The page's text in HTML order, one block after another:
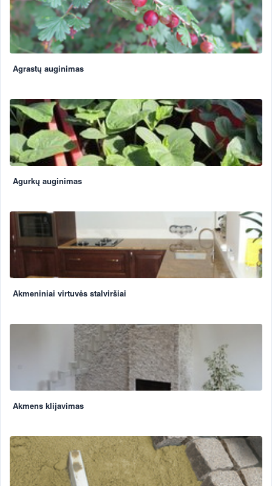
Agrastų auginimas
Agurkų auginimas
Akmeniniai virtuvės stalviršiai
Akmens klijavimas